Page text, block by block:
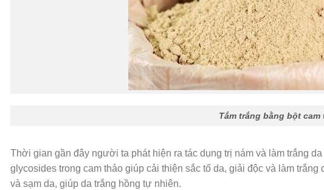
Tắm trắng bằng bột cam
Thời gian gần đây người ta phát hiện ra tác dụng trị nám và làm trắng
glycosides trong cam thảo giúp cải thiện sắc tố da, giải độc và làm
và sạm da, giúp da trắng hồng tự nhiên.